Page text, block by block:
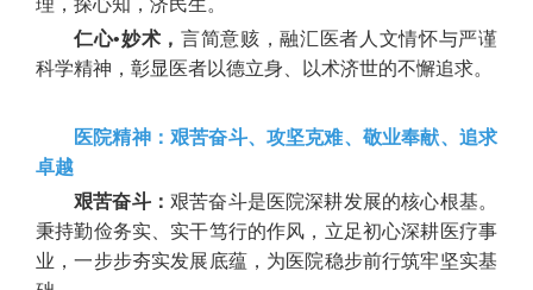
仁心•妙术， 言简意赅，融汇医者人文情怀与严谨
科学精神，彰显医者以德立身、以术济世的不懈追求。
医院精神：艰苦奋斗、攻坚克难、敬业奉献、追求
卓越
艰苦奋斗： 艰苦奋斗是医院深耕发展的核心根基。
秉持勤俭务实、实干笃行的作风，立足初心深耕医疗事
业，一步步夯实发展底蕴，为医院稳步前行筑牢坚实基